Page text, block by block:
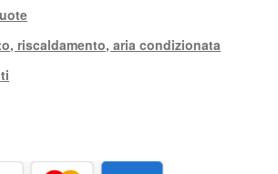
riscaldamento, aria condizionata